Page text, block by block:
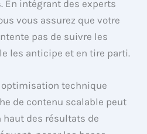
En intégrant des experts
vous assurez que votre
pas de suivre les
les anticipe et en tire parti.
optimisation technique
de contenu scalable peut
des résultats de